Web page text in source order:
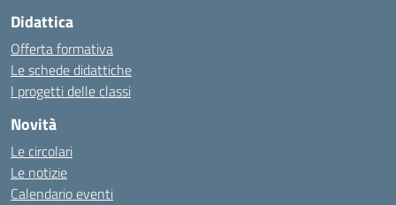
Didattica
Offerta formativa
Le schede didattiche
I progetti delle classi
Novità
Le circolari
Le notizie
Calendario eventi